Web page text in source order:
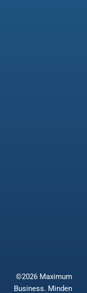
©2026 Maximum
Business. Minden